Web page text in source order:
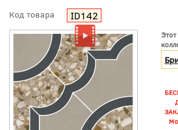
Код товара ID142